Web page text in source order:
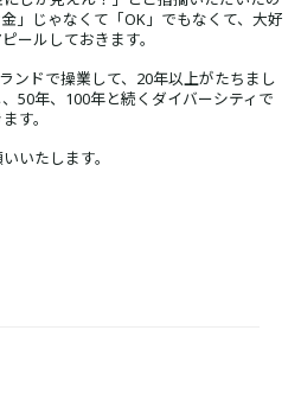
」じゃなくて「OK」でもなくて、大好
ールしておきます。
ンドで操業して、20年以上がたちまし
50年、100年と続くダイバーシティで
す。
いたします。